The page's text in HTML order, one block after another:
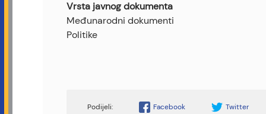
Vrsta javnog dokumenta
Međunarodni dokumenti
Politike
Facebook Twitter